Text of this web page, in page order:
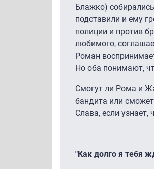
Блажко)
подставили и ему
полиции и против
любимого,
Роман
Но оба понимают,
Смогут ли Рома и
бандита или
Слава, если узнает,
"Как долго я тебя